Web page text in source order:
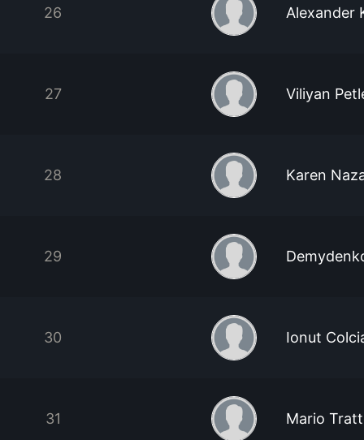
26 Alexander
27 Viliyan
28 Karen
29
30 Ionut
31 Mario